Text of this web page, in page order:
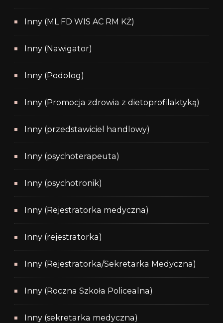
Inny (ML FD WIS AC RM KŻ)
Inny (Nawigator)
Inny (Podolog)
Inny (Promocja zdrowia z dietoprofilaktyką)
Inny (przedstawiciel handlowy)
Inny (psychoterapeuta)
Inny (psychotronik)
Inny (Rejestratorka medyczna)
Inny (rejestratorka)
Inny (Rejestratorka/Sekretarka Medyczna)
Inny (Roczna Szkoła Policealna)
Inny (sekretarka medyczna)